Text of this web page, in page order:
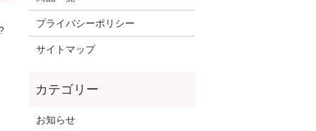
プライバシーポリシー
サイトマップ
お知らせ